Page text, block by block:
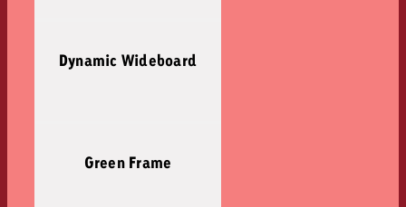
Dynamic Wideboard
Green Frame